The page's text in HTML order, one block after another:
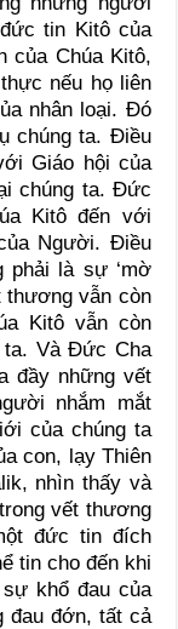
tin Kitô của
của Chúa Kitô,
nếu họ liên
nhân loại. Đó
chúng ta. Điều
Giáo hội của
chúng ta. Đức
Kitô đến với
Người. Điều
phải là sự ‘mờ
thương vẫn còn
Kitô vẫn còn
ta. Và Đức Cha
đầy những vết
nhắm mắt
của chúng ta
con, lạy Thiên
nhìn thấy và
vết thương
đức tin đích
tin cho đến khi
khổ đau của
đau đớn, tất cả